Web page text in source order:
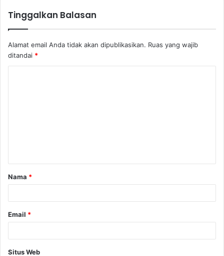
Tinggalkan Balasan
Alamat email Anda tidak akan dipublikasikan. Ruas yang wajib
ditandai *
a
r
Nama *
Email *
Situs Web